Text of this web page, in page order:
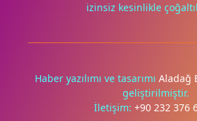
Deneyimini iyileştirmek ve içeriğimizi
yalnızca onayınla.
izinsiz kesinlikle
Haber yazılımı ve tasarımı Aladağ
geliştirilmiştir.
İletişim: +90 232 376